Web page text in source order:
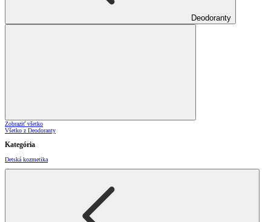
Deodoranty
Zobraziť všetko
Všetko z Deodoranty
Kategória
Detská kozmetika